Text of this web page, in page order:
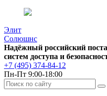
Элит
Солюшнс
Надёжный российский
систем доступа и
+7 (495) 374-84-12
Пн-Пт 9:00-18:00